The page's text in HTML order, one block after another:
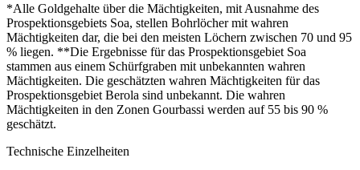
*Alle Goldgehalte über die Mächtigkeiten, mit Ausnahme des
Prospektionsgebiets Soa, stellen Bohrlöcher mit wahren
Mächtigkeiten dar, die bei den meisten Löchern zwischen 70 und 95
% liegen. **Die Ergebnisse für das Prospektionsgebiet Soa
stammen aus einem Schürfgraben mit unbekannten wahren
Mächtigkeiten. Die geschätzten wahren Mächtigkeiten für das
Prospektionsgebiet Berola sind unbekannt. Die wahren
Mächtigkeiten in den Zonen Gourbassi werden auf 55 bis 90 %
geschätzt.
Technische Einzelheiten